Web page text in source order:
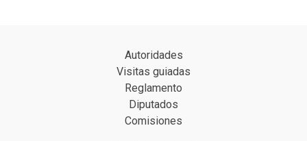
Autoridades
Visitas guiadas
Reglamento
Diputados
Comisiones